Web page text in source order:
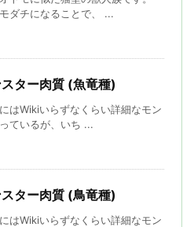
ダチになることで、 ...
ター肉質 (魚竜種)
はWikiいらずなくらい詳細なモン
ているが、いち ...
ター肉質 (鳥竜種)
はWikiいらずなくらい詳細なモン